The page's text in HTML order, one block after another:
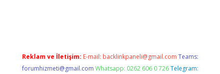
Reklam ve İletişim: E-mail: backlinkpaneli@gmail.com Teams:
forumhizmeti@gmail.com Whatsapp: 0262 606 0 726 Telegram: